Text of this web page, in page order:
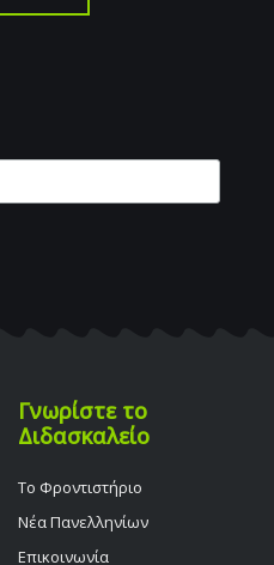
Γνωρίστε το
Διδασκαλείο
Το Φροντιστήριο
Νέα Πανελληνίων
Επικοινωνία